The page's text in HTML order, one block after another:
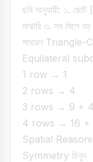
ছবি অনুযায়ী: ১.
মাঝারি ৩. সব মিলে
সাধারণ
Equilateral
1 row → 1
2 rows → 4
3 rows → 9 +
4 rows → 16 +
Spatial
Symmetry চিনুন